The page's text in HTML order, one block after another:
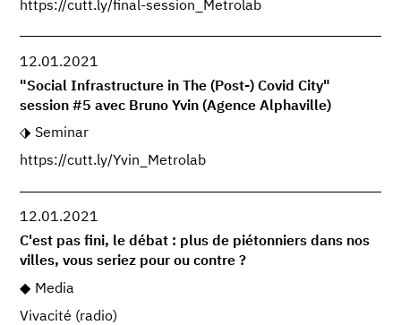
https://cutt.ly/final-session_Metrolab
12.01.2021
"Social Infrastructure in The (Post-) Covid City"
session #5 avec Bruno Yvin (Agence Alphaville)
Seminar
https://cutt.ly/Yvin_Metrolab
12.01.2021
C'est pas fini, le débat : plus de piétonniers dans nos
villes, vous seriez pour ou contre ?
Media
Vivacité (radio)